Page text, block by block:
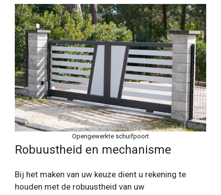
Opengewerkte schuifpoort
Robuustheid en mechanisme
Bij het maken van uw keuze dient u rekening te
houden met de robuustheid van uw